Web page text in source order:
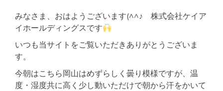
入
駐
車
有
☆
彡
みなさま、おはようございます(^^♪ 株式会社ケイア
イホールディングスです
いつも当サイトをご覧いただきありがとうございま
す。
今朝はこちら岡山はめずらしく曇り模様ですが、温
度・湿度共に高く少し動いただけで朝から汗をかいて